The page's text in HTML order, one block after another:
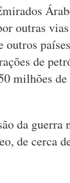
outras
de
milhões
da
de cerca